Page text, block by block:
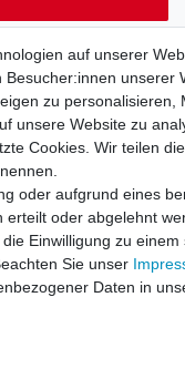
auf unserer
unserer
zu personalisieren,
unsere Website zu
Cookies. Wir teilen
oder aufgrund eines
oder abgelehnt
Einwilligung zu einem
Sie unser
Daten in